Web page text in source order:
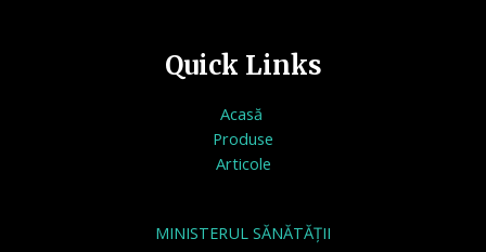
Quick Links
Acasă
Produse
Articole
MINISTERUL SĂNĂTĂȚII